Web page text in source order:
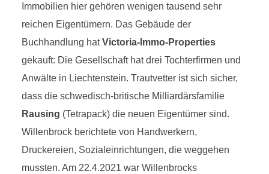
Immobilien hier gehören wenigen tausend sehr
reichen Eigentümern. Das Gebäude der
Buchhandlung hatVictoria-Immo-Properties
gekauft: Die Gesellschaft hat drei Tochterfirmen und
Anwälte in Liechtenstein. Trautvetter ist sich sicher,
dass die schwedisch-britische Milliardärsfamilie
Rausing (Tetrapack) die neuen Eigentümer sind.
Willenbrock berichtete von Handwerkern,
Druckereien, Sozialeinrichtungen, die weggehen
mussten. Am 22.4.2021 war Willenbrocks